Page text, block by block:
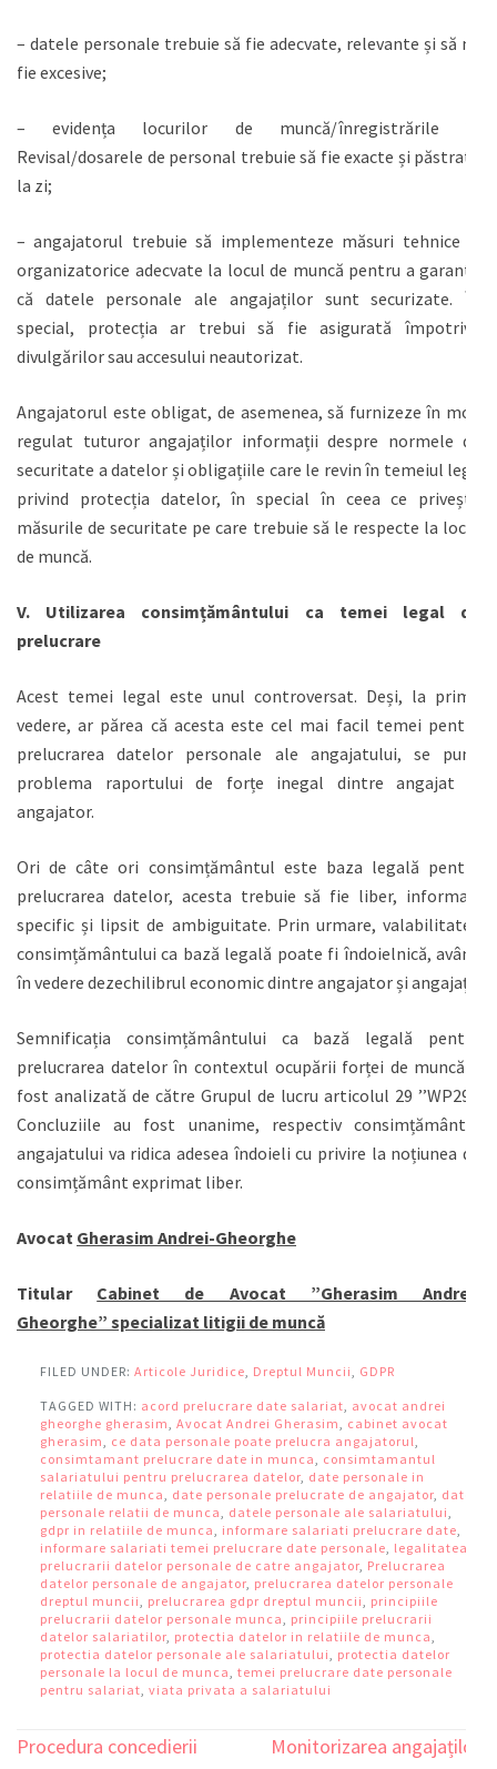
– datele personale trebuie să fie adecvate, relevante și să nu
fie excesive;
– evidența locurilor de muncă/înregistrările în
Revisal/dosarele de personal trebuie să fie exacte și păstrate
la zi;
– angajatorul trebuie să implementeze măsuri tehnice și
organizatorice adecvate la locul de muncă pentru a garanta
că datele personale ale angajaților sunt securizate. În
special, protecția ar trebui să fie asigurată împotriva
divulgărilor sau accesului neautorizat.
Angajatorul este obligat, de asemenea, să furnizeze în mod
regulat tuturor angajaților informații despre normele de
securitate a datelor și obligațiile care le revin în temeiul legii
privind protecția datelor, în special în ceea ce privește
măsurile de securitate pe care trebuie să le respecte la locul
de muncă.
V. Utilizarea consimțământului ca temei legal de
prelucrare
Acest temei legal este unul controversat. Deși, la prima
vedere, ar părea că acesta este cel mai facil temei pentru
prelucrarea datelor personale ale angajatului, se pune
problema raportului de forțe inegal dintre angajat și
angajator.
Ori de câte ori consimțământul este baza legală pentru
prelucrarea datelor, acesta trebuie să fie liber, informat,
specific și lipsit de ambiguitate. Prin urmare, valabilitatea
consimțământului ca bază legală poate fi îndoielnică, având
în vedere dezechilibrul economic dintre angajator și angajați.
Semnificația consimțământului ca bază legală pentru
prelucrarea datelor în contextul ocupării forței de muncă a
fost analizată de către Grupul de lucru articolul 29 ’’WP29’’.
Concluziile au fost unanime, respectiv consimțământul
angajatului va ridica adesea îndoieli cu privire la noțiunea de
consimțământ exprimat liber.
Avocat Gherasim Andrei-Gheorghe
Titular Cabinet de Avocat ”Gherasim Andrei-
Gheorghe” specializat litigii de muncă
FILED UNDER: Articole Juridice Dreptul Muncii GDPR
TAGGED WITH: acord prelucrare date salariat avocat andrei
gheorghe gherasim Avocat Andrei Gherasim
cabinet avocat
gherasim
ce data personale poate prelucra angajatorul
consimtamant prelucrare date in munca
consimtamantul
salariatului pentru prelucrarea datelor date personale in
relatiile de munca
date personale prelucrate de angajator date
personale relatii de munca
datele personale ale salariatului
gdpr in relatiile de munca
informare salariati prelucrare date
informare salariati temei prelucrare date personale legalitatea
prelucrarii datelor personale de catre angajator Prelucrarea
datelor personale de angajator prelucrarea datelor personale
dreptul muncii
prelucrarea gdpr dreptul muncii
principiile
prelucrarii datelor personale munca
principiile prelucrarii
datelor salariatilor protectia datelor in relatiile de munca
protectia datelor personale ale salariatului
protectia datelor
personale la locul de munca temei prelucrare date personale
pentru salariat viata privata a salariatului
Procedura concedierii
Monitorizarea angajaților